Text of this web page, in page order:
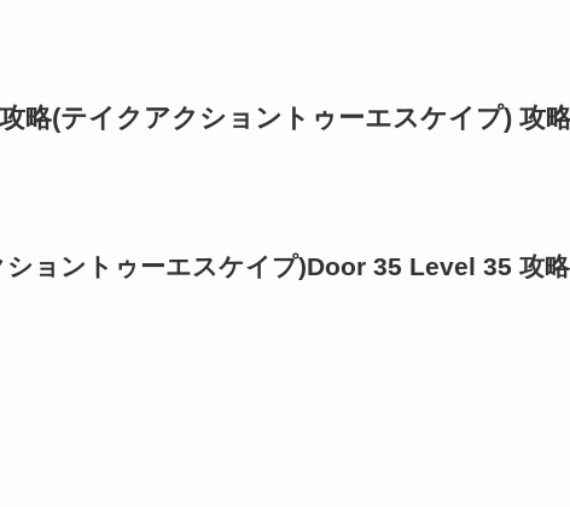
略(テイクアクショントゥーエスケイプ) 攻
ョントゥーエスケイプ)Door 35 Level 35 攻略